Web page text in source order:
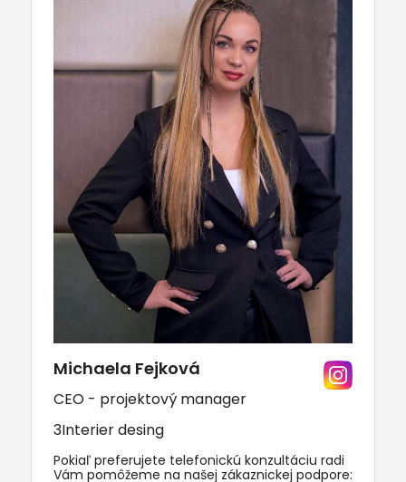
Michaela Fejková
CEO - projektový manager
3Interier desing
Pokiaľ preferujete telefonickú konzultáciu radi
Vám pomôžeme na našej zákaznickej podpore: